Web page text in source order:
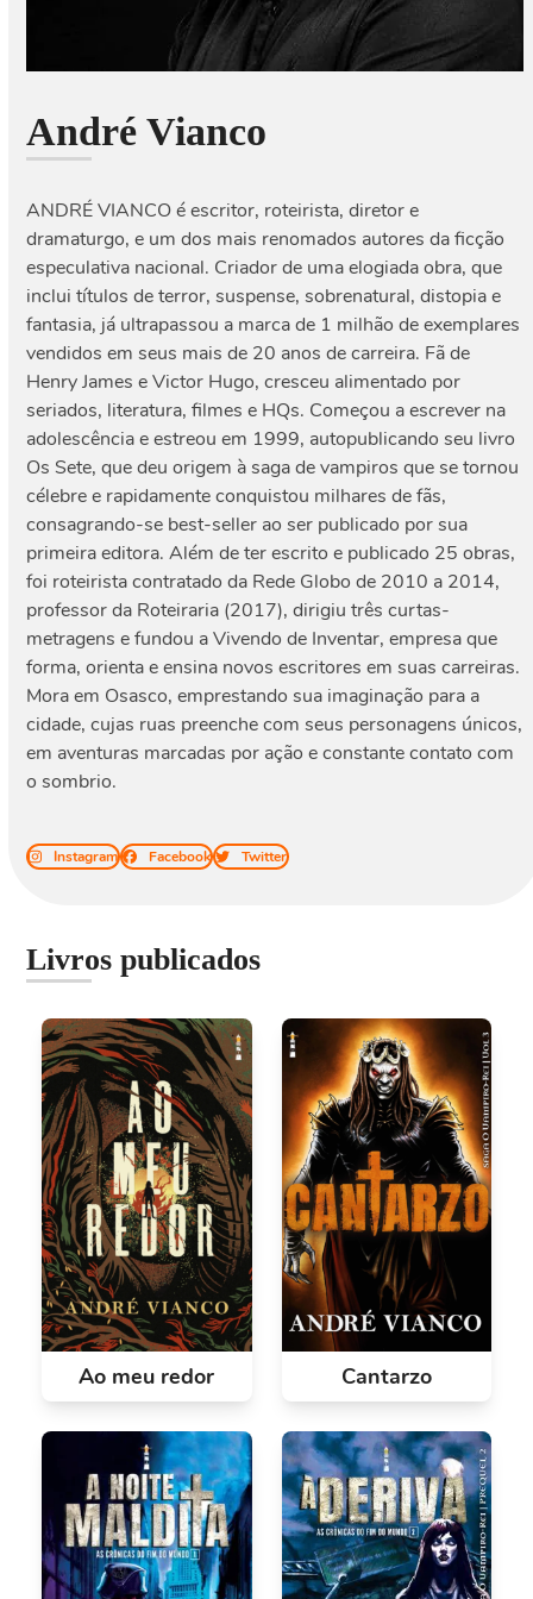
André Vianco
ANDRÉ VIANCO é escritor, roteirista, diretor e
dramaturgo, e um dos mais renomados autores da ficção
especulativa nacional. Criador de uma elogiada obra, que
inclui títulos de terror, suspense, sobrenatural, distopia e
fantasia, já ultrapassou a marca de 1 milhão de exemplares
vendidos em seus mais de 20 anos de carreira. Fã de
Henry James e Victor Hugo, cresceu alimentado por
seriados, literatura, filmes e HQs. Começou a escrever na
adolescência e estreou em 1999, autopublicando seu livro
Os Sete, que deu origem à saga de vampiros que se tornou
célebre e rapidamente conquistou milhares de fãs,
consagrando-se best-seller ao ser publicado por sua
primeira editora. Além de ter escrito e publicado 25 obras,
foi roteirista contratado da Rede Globo de 2010 a 2014,
professor da Roteiraria (2017), dirigiu três curtas-
metragens e fundou a Vivendo de Inventar, empresa que
forma, orienta e ensina novos escritores em suas carreiras.
Mora em Osasco, emprestando sua imaginação para a
cidade, cujas ruas preenche com seus personagens únicos,
em aventuras marcadas por ação e constante contato com
o sombrio.
Instagram Facebook Twitter
Livros publicados
Ao meu redor Cantarzo